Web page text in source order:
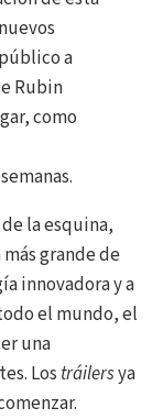
a
Rubin
como
la esquina,
grande de
innovadora y a
el mundo, el
una
Los tráilersya